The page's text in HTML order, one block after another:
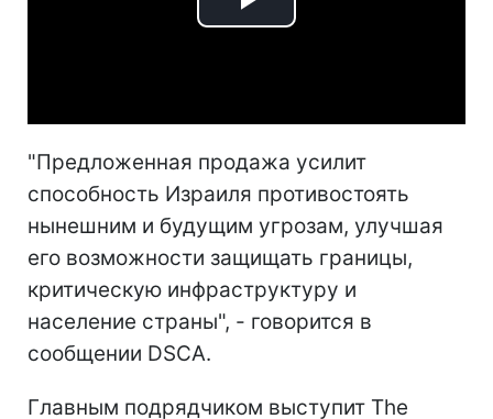
Play
"Предложенная продажа усилит
способность Израиля противостоять
нынешним и будущим угрозам, улучшая
его возможности защищать границы,
критическую инфраструктуру и
население страны", - говорится в
сообщении DSCA.
Главным подрядчиком выступит The